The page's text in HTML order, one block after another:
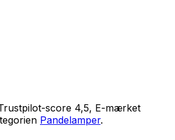
score 4,5, E-mærket
Pandelamper.